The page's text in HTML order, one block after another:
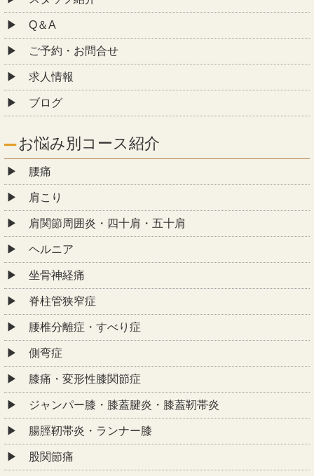
Q＆A
ご予約・お問合せ
求人情報
ブログ
お悩み別コース紹介
腰痛
肩こり
肩関節周囲炎・四十肩・五十肩
ヘルニア
坐骨神経痛
脊柱管狭窄症
腰椎分離症・すべり症
側弯症
膝痛・変形性膝関節症
ジャンパー膝・膝蓋腱炎・膝蓋靭帯炎
腸脛靭帯炎・ランナー膝
股関節痛